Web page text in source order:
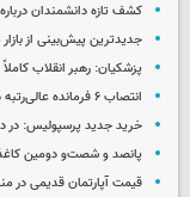
کشف تازه دانشمندان
جدیدترین پیش‌بینی از
پزشکیان: رهبر انقلاب
انتصاب ۶ فرمانده عالی‌رتبه در ستاد کل نیروهای مسلح، سپاه پاسداران و بسیج مستضعفین
خرید جدید پرسپولیس: در
پانصد و شصت‌و دومین
قیمت آپارتمان قدیمی در مناطق ۹ تا ۱۲ تهران دوشنبه ۱۹